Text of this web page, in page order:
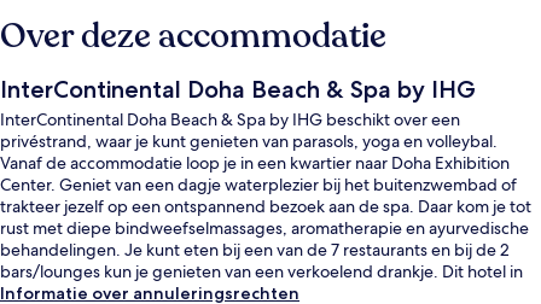
Over deze accommodatie
InterContinental Doha Beach & Spa by IHG
InterContinental Doha Beach & Spa by IHG beschikt over een
privéstrand, waar je kunt genieten van parasols, yoga en volleybal.
Vanaf de accommodatie loop je in een kwartier naar Doha Exhibition
Center. Geniet van een dagje waterplezier bij het buitenzwembad of
trakteer jezelf op een ontspannend bezoek aan de spa. Daar kom je tot
rust met diepe bindweefselmassages, aromatherapie en ayurvedische
behandelingen. Je kunt eten bij een van de 7 restaurants en bij de 2
bars/lounges kun je genieten van een verkoelend drankje. Dit hotel in
luxe stijl heeft ook topfaciliteiten zoals een nachtclub, een bar aan het
Informatie over annuleringsrechten